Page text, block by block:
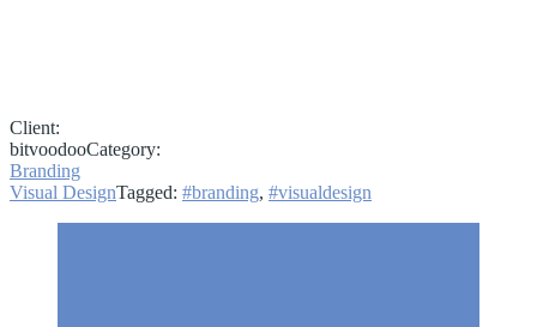
Client:
bitvoodooCategory:
Branding
Visual DesignTagged: #branding, #visualdesign